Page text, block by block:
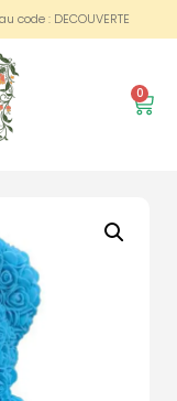
code : DECOUVERTE
0